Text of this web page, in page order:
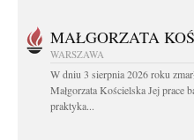
MAŁGORZATA
WARSZAWA
W dniu 3 sierpnia 2026 roku
Małgorzata Kościelska Jej prace
praktyka...